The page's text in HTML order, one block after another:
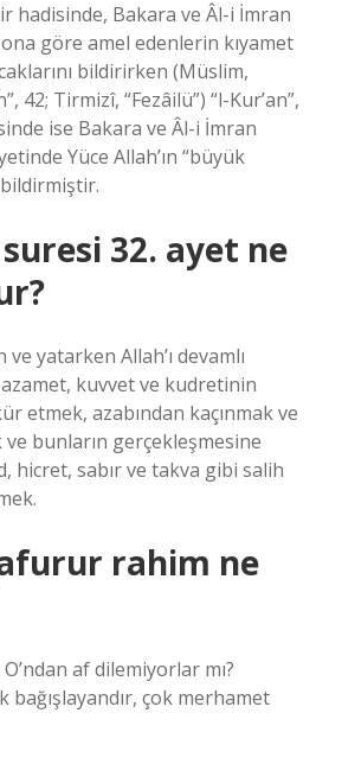
hadisinde, Bakara ve Âl-i İmran
göre amel edenlerin kıyamet
bildirirken (Müslim,
42; Tirmizî, “Fezâilü”) “l-Kur’an”,
ise Bakara ve Âl-i İmran
Yüce Allah’ın “büyük
32. ayet ne
yatarken Allah’ı devamlı
kuvvet ve kudretinin
etmek, azabından kaçınmak ve
bunların gerçekleşmesine
hicret, sabır ve takva gibi salih
rahim ne
af dilemiyorlar mı?
bağışlayandır, çok merhamet